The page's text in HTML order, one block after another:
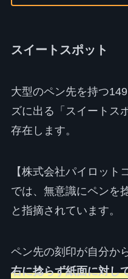
スイートスポット
大型のペン先を持つ
ズに出る「スイートス
存在します。
【株式会社パイロット
では、無意識にペンを
と指摘されています。
ペン先の刻印が自分か
右に捻らず紙面に対し